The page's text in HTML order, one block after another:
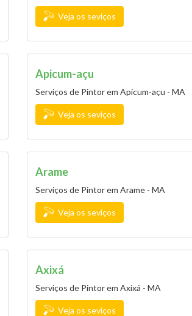
Veja os seviços
Apicum-açu
Serviços de Pintor em Apicum-açu - MA
Veja os seviços
Arame
Serviços de Pintor em Arame - MA
Veja os seviços
Axixá
Serviços de Pintor em Axixá - MA
Veja os seviços